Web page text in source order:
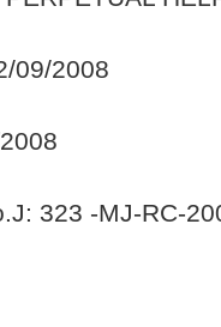
09/2008
323 -MJ-RC-